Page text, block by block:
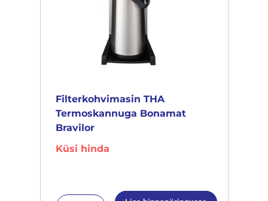
Filterkohvimasin THA
Termoskannuga Bonamat
Bravilor
Küsi hinda